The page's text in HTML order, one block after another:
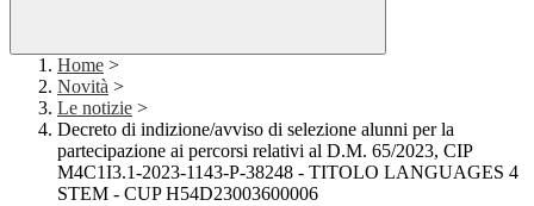
Home >
Novità >
Le notizie >
Decreto di indizione/avviso di selezione alunni per la
partecipazione ai percorsi relativi al D.M. 65/2023, CIP
M4C1I3.1-2023-1143-P-38248 - TITOLO LANGUAGES 4
STEM - CUP H54D23003600006